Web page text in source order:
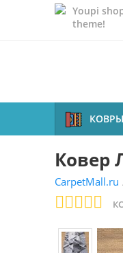
Youpi
theme!
КОВРЫ
Ковер
CarpetMall.ru